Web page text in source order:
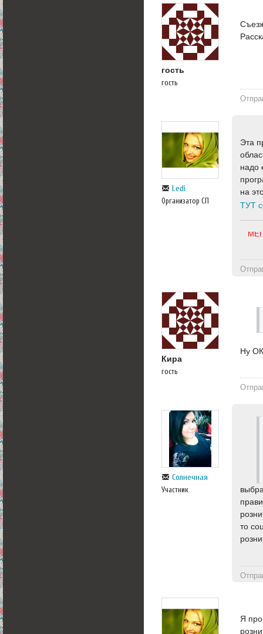
гость
гость
Ledi
Организатор СП
Эта
надо
на
ТУТ
Кира
гость
Ну
Солнечная
Участник
то
Я